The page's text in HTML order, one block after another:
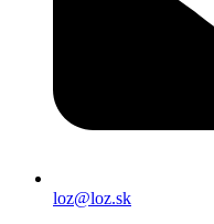
loz@loz.sk